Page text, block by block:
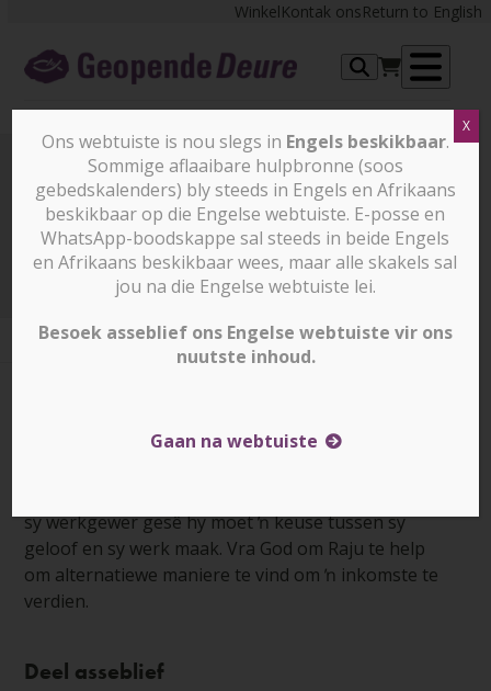
content
WinkelKontak onsReturn to English
Prayer Points
Prayer Points 18 Julie 2025
sy werkgewer gesê hy moet ŉ keuse tussen sy
geloof en sy werk maak. Vra God om Raju te help
om alternatiewe maniere te vind om ŉ inkomste te
verdien.
Deel asseblief
Ons webtuiste is nou slegs in Engels beskikbaar.
Sommige aflaaibare hulpbronne (soos
gebedskalenders) bly steeds in Engels en Afrikaans
beskikbaar op die Engelse webtuiste. E-posse en
WhatsApp-boodskappe sal steeds in beide Engels
en Afrikaans beskikbaar wees, maar alle skakels sal
jou na die Engelse webtuiste lei.
Besoek asseblief ons Engelse webtuiste vir ons
nuutste inhoud.
Gaan na webtuiste
X